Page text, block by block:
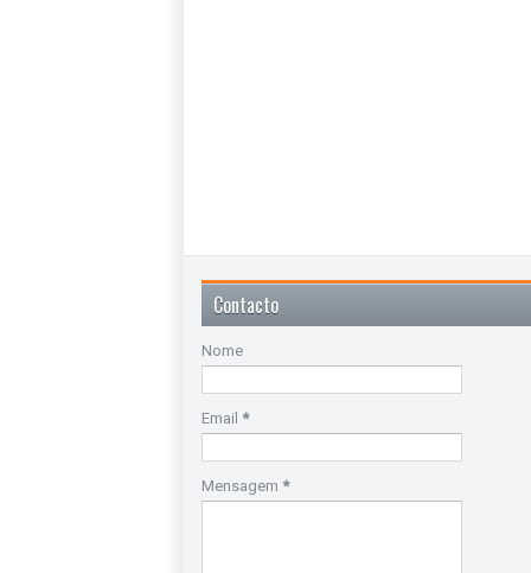
Contacto
Nome
Email *
Mensagem *